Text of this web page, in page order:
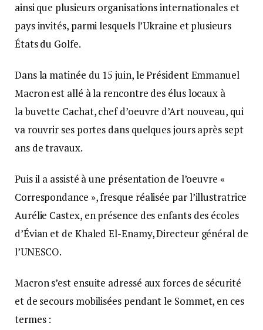
ainsi que plusieurs organisations internationales et
pays invités, parmi lesquels l’Ukraine et plusieurs
États du Golfe.
Dans la matinée du 15 juin, le Président Emmanuel
Macron est allé à la rencontre des élus locaux à
la buvette Cachat, chef d’oeuvre d’Art nouveau, qui
va rouvrir ses portes dans quelques jours après sept
ans de travaux.
Puis il a assisté à une présentation de l’oeuvre «
Correspondance », fresque réalisée par l’illustratrice
Aurélie Castex, en présence des enfants des écoles
d’Évian et de Khaled El-Enamy, Directeur général de
l’UNESCO.
Macron s’est ensuite adressé aux forces de sécurité
et de secours mobilisées pendant le Sommet, en ces
termes :